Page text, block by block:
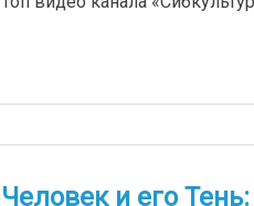
Человек и его